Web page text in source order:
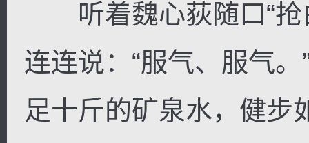
听着魏心荻随口“抢
连连说：“服气、服气
足十斤的矿泉水，健步